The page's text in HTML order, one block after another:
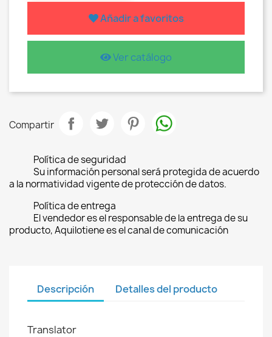
Añadir a favoritos
Ver catálogo
Compartir
Política de seguridad
Su información personal será protegida de acuerdo
a la normatividad vigente de protección de datos.
Política de entrega
El vendedor es el responsable de la entrega de su
producto, Aquilotiene es el canal de comunicación
Descripción Detalles del producto
Translator